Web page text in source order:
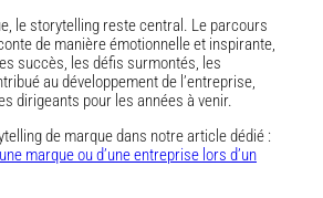
le storytelling reste central. Le parcours
de manière émotionnelle et inspirante,
succès, les défis surmontés, les
au développement de l’entreprise,
dirigeants pour les années à venir.
de marque dans notre article dédié :
marque ou d’une entreprise lors d’un